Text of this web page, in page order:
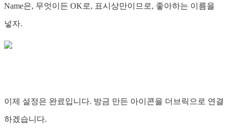
Name은, 무엇이든 OK로, 표시상만이므로, 좋아하는 이름을
넣자.
이제 설정은 완료입니다. 방금 만든 아이콘을 더브릭으로 연결
하겠습니다.